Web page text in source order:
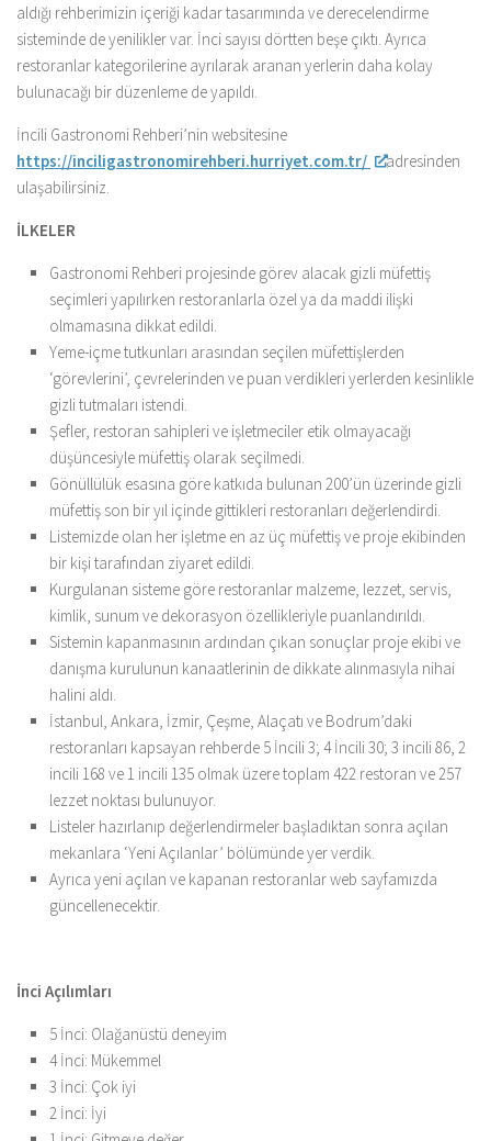
aldığı rehberimizin içeriği kadar tasarımında ve derecelendirme
sisteminde de yenilikler var. İnci sayısı dörtten beşe çıktı. Ayrıca
restoranlar kategorilerine ayrılarak aranan yerlerin daha kolay
bulunacağı bir düzenleme de yapıldı.
İncili Gastronomi Rehberi’nin websitesine
https://inciligastronomirehberi.hurriyet.com.tr/
adresinden
ulaşabilirsiniz.
İLKELER
Gastronomi Rehberi projesinde görev alacak gizli müfettiş
seçimleri yapılırken restoranlarla özel ya da maddi ilişki
olmamasına dikkat edildi.
Yeme-içme tutkunları arasından seçilen müfettişlerden
‘görevlerini’, çevrelerinden ve puan verdikleri yerlerden kesinlikle
gizli tutmaları istendi.
Şefler, restoran sahipleri ve işletmeciler etik olmayacağı
düşüncesiyle müfettiş olarak seçilmedi.
Gönüllülük esasına göre katkıda bulunan 200’ün üzerinde gizli
müfettiş son bir yıl içinde gittikleri restoranları değerlendirdi.
Listemizde olan her işletme en az üç müfettiş ve proje ekibinden
bir kişi tarafından ziyaret edildi.
Kurgulanan sisteme göre restoranlar malzeme, lezzet, servis,
kimlik, sunum ve dekorasyon özellikleriyle puanlandırıldı.
Sistemin kapanmasının ardından çıkan sonuçlar proje ekibi ve
danışma kurulunun kanaatlerinin de dikkate alınmasıyla nihai
halini aldı.
İstanbul, Ankara, İzmir, Çeşme, Alaçatı ve Bodrum’daki
restoranları kapsayan rehberde 5 İncili 3; 4 İncili 30; 3 incili 86, 2
incili 168 ve 1 incili 135 olmak üzere toplam 422 restoran ve 257
lezzet noktası bulunuyor.
Listeler hazırlanıp değerlendirmeler başladıktan sonra açılan
mekanlara ‘Yeni Açılanlar’ bölümünde yer verdik.
Ayrıca yeni açılan ve kapanan restoranlar web sayfamızda
güncellenecektir.
İnci Açılımları
5 İnci: Olağanüstü deneyim
4 İnci: Mükemmel
3 İnci: Çok iyi
2 İnci: İyi